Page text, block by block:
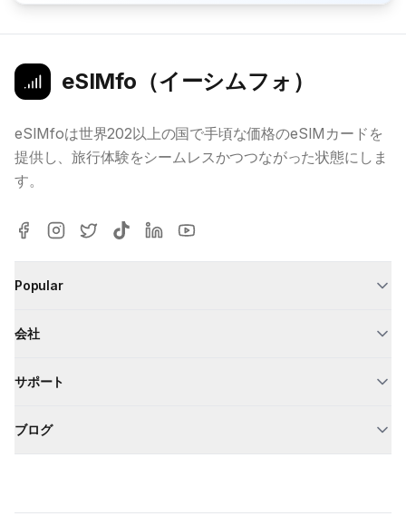
eSIMfo（イーシムフォ）
eSIMfoは世界202以上の国で手頃な価格のeSIMカードを
提供し、旅行体験をシームレスかつつながった状態にしま
す。
Popular
会社
サポート
ブログ